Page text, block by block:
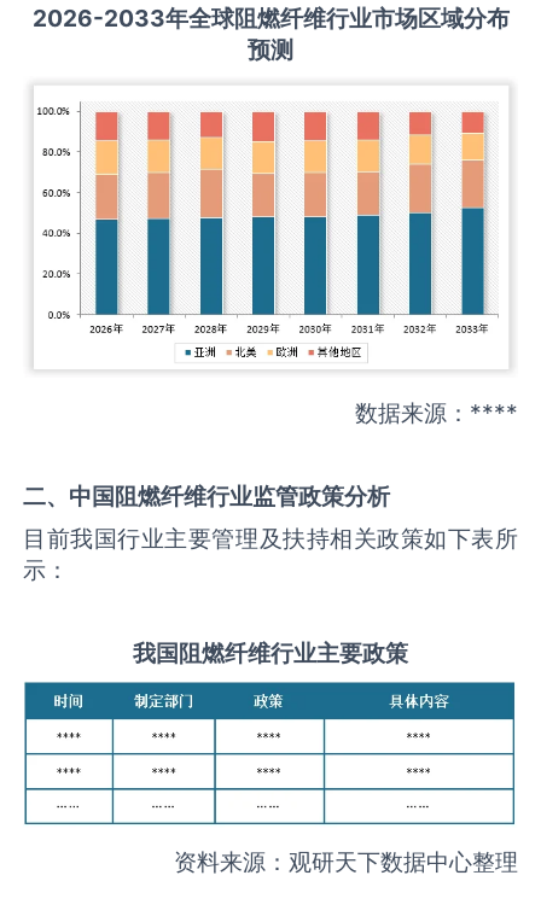
2026-2033年全球阻燃纤维行业市场区域分布
预测
数据来源：****
二、中国阻燃纤维行业监管政策分析
目前我国行业主要管理及扶持相关政策如下表所
示：
我国 阻燃纤维行业主要政策
资料来源：观研天下数据中心整理